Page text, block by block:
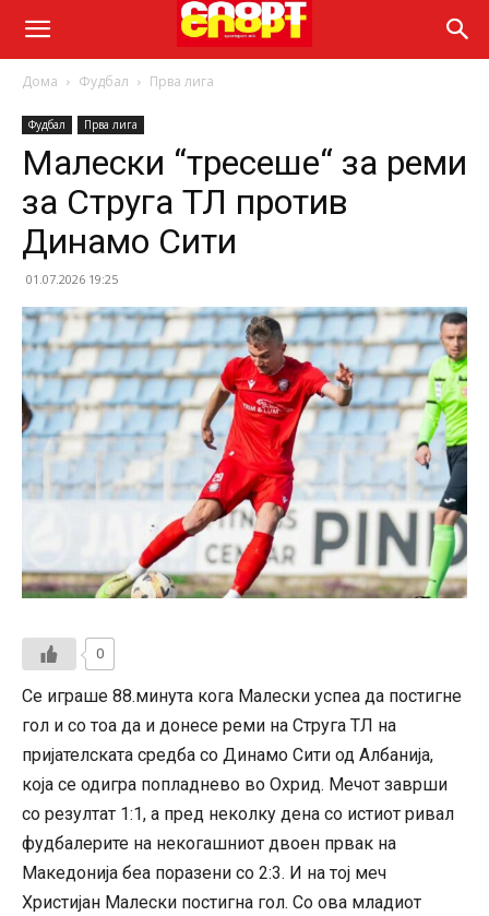
Дома Фудбал Прва лига
Фудбал Прва лига
Малески “тресеше“ за реми
за Струга ТЛ против
Динамо Сити
01.07.2026 19:25
0
Се играше 88.минута кога Малески успеа да постигне
гол и со тоа да и донесе реми на Струга ТЛ на
пријателската средба со Динамо Сити од Албанија,
која се одигра попладнево во Охрид. Мечот заврши
со резултат 1:1, а пред неколку дена со истиот ривал
фудбалерите на некогашниот двоен првак на
Македонија беа поразени со 2:3. И на тој меч
Христијан Малески постигна гол. Со ова младиот